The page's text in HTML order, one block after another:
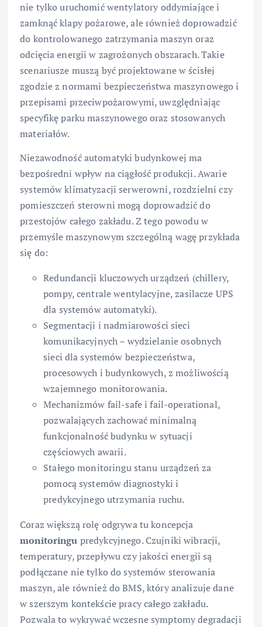
nie tylko uruchomić wentylatory oddymiające i
zamknąć klapy pożarowe, ale również doprowadzić
do kontrolowanego zatrzymania maszyn oraz
odcięcia energii w zagrożonych obszarach. Takie
scenariusze muszą być projektowane w ścisłej
zgodzie z normami bezpieczeństwa maszynowego i
przepisami przeciwpożarowymi, uwzględniając
specyfikę parku maszynowego oraz stosowanych
materiałów.
Niezawodność automatyki budynkowej ma
bezpośredni wpływ na ciągłość produkcji. Awarie
systemów klimatyzacji serwerowni, rozdzielni czy
pomieszczeń sterowni mogą doprowadzić do
przestojów całego zakładu. Z tego powodu w
przemyśle maszynowym szczególną wagę przykłada
się do:
Redundancji kluczowych urządzeń (chillery,
pompy, centrale wentylacyjne, zasilacze UPS
dla systemów automatyki).
Segmentacji i nadmiarowości sieci
komunikacyjnych – wydzielanie osobnych
sieci dla systemów bezpieczeństwa,
procesowych i budynkowych, z możliwością
wzajemnego monitorowania.
Mechanizmów fail-safe i fail-operational,
pozwalających zachować minimalną
funkcjonalność budynku w sytuacji
częściowych awarii.
Stałego monitoringu stanu urządzeń za
pomocą systemów diagnostyki i
predykcyjnego utrzymania ruchu.
Coraz większą rolę odgrywa tu koncepcja
monitoringu predykcyjnego. Czujniki wibracji,
temperatury, przepływu czy jakości energii są
podłączane nie tylko do systemów sterowania
maszyn, ale również do BMS, który analizuje dane
w szerszym kontekście pracy całego zakładu.
Pozwala to wykrywać wczesne symptomy degradacji